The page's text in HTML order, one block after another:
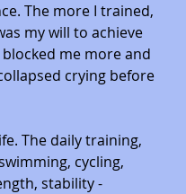
The more I trained,
my will to achieve
me more and
crying before
The daily training,
cycling,
stability -